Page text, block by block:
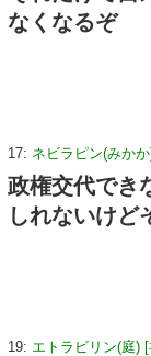
なくなるぞ
17: ネビラピン(みか
政権交代でき
しれないけ
19: エトラビリン(庭) [